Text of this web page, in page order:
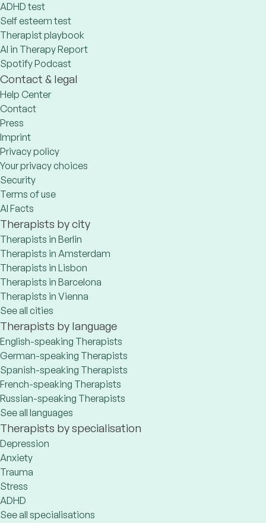
ADHD test
Self esteem test
Therapist playbook
AI in Therapy Report
Spotify Podcast
Contact & legal
Help Center
Contact
Press
Imprint
Privacy policy
Your privacy choices
Security
Terms of use
AI Facts
Therapists by city
Therapists in Berlin
Therapists in Amsterdam
Therapists in Lisbon
Therapists in Barcelona
Therapists in Vienna
See all cities
Therapists by language
English-speaking Therapists
German-speaking Therapists
Spanish-speaking Therapists
French-speaking Therapists
Russian-speaking Therapists
See all languages
Therapists by specialisation
Depression
Anxiety
Trauma
Stress
ADHD
See all specialisations